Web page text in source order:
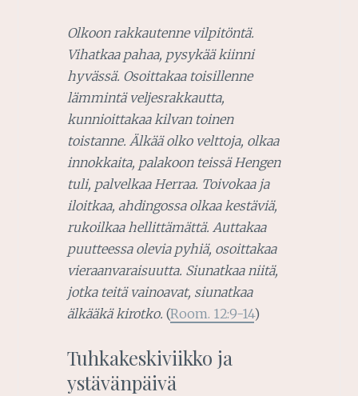
Olkoon rakkautenne vilpitöntä.
Vihatkaa pahaa, pysykää kiinni
hyvässä. Osoittakaa toisillenne
lämmintä veljesrakkautta,
kunnioittakaa kilvan toinen
toistanne. Älkää olko velttoja, olkaa
innokkaita, palakoon teissä Hengen
tuli, palvelkaa Herraa. Toivokaa ja
iloitkaa, ahdingossa olkaa kestäviä,
rukoilkaa hellittämättä. Auttakaa
puutteessa olevia pyhiä, osoittakaa
vieraanvaraisuutta. Siunatkaa niitä,
jotka teitä vainoavat, siunatkaa
älkääkä kirotko. (Room. 12:9-14)
Tuhkakeskiviikko ja
ystävänpäivä